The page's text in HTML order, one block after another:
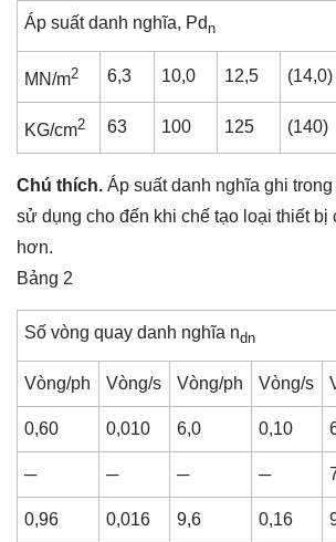
Áp suất danh nghĩa, Pdn
MN/m2 6,3 10,0 12,5 (14,0)
KG/cm2 63 100 125 (140)
Chú thích. Áp suất danh nghĩa ghi
sử dụng cho đến khi chế tạo loại thiết bị
hơn.
Bảng 2
Số vòng quay danh nghĩa ndn
Vòng/ph Vòng/s Vòng/ph Vòng/s
0,60 0,010 6,0 0,10
─ ─ ─ ─
0,96 0,016 9,6 0,16